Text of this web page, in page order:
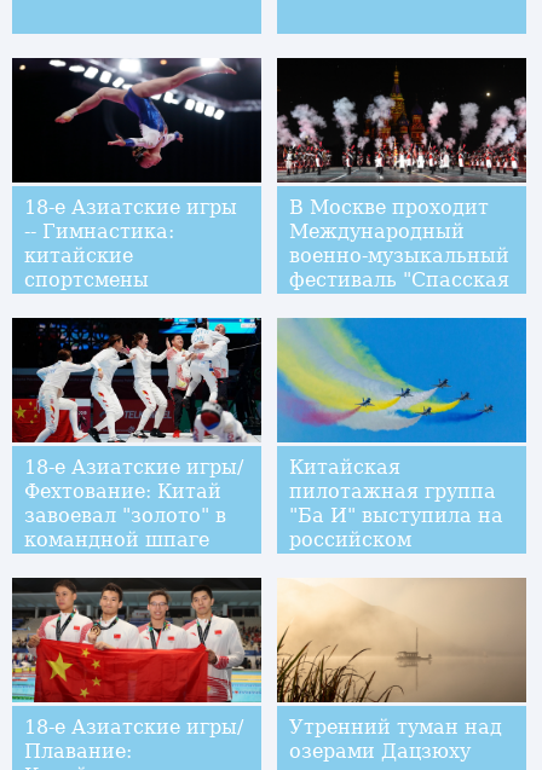
18-е Азиатские игры
-- Гимнастика:
китайские
спортсмены
медалей!
В Москве проходит
Международный
военно-музыкальный
фестиваль "Спасская
18-е Азиатские игры/
Фехтование: Китай
завоевал "золото" в
командной шпаге
Китайская
пилотажная группа
"Ба И" выступила на
российском
военно-техническом
форуме "Армия-2018"
18-е Азиатские игры/
Плавание:
Утренний туман над
озерами Дацзюху